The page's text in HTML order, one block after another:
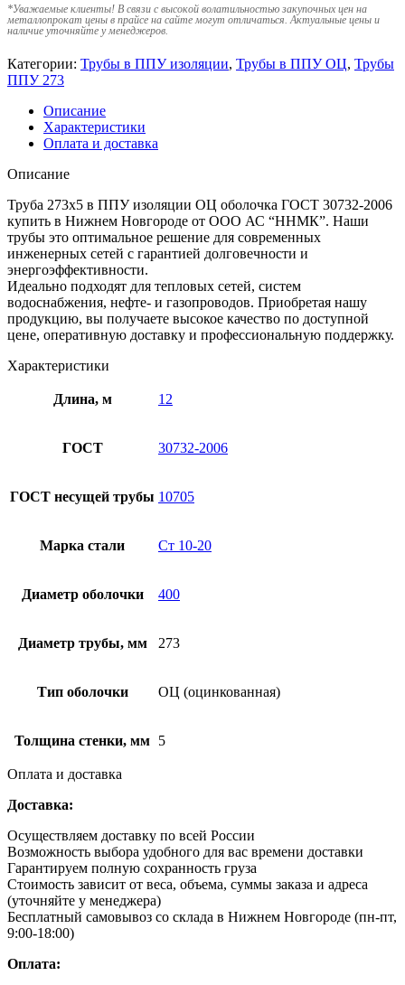
*Уважаемые клиенты! В связи с высокой волатильностью закупочных цен на
металлопрокат цены в прайсе на сайте могут отличаться. Актуальные цены и
наличие уточняйте у менеджеров.
Категории: Трубы в ППУ изоляции, Трубы в ППУ ОЦ, Трубы
ППУ 273
Описание
Характеристики
Оплата и доставка
Описание
Труба 273х5 в ППУ изоляции ОЦ оболочка ГОСТ 30732-2006
купить в Нижнем Новгороде от ООО АС “ННМК”. Наши
трубы это оптимальное решение для современных
инженерных сетей с гарантией долговечности и
энергоэффективности.
Идеально подходят для тепловых сетей, систем
водоснабжения, нефте- и газопроводов. Приобретая нашу
продукцию, вы получаете высокое качество по доступной
цене, оперативную доставку и профессиональную поддержку.
Характеристики
Длина, м 12
ГОСТ 30732-2006
ГОСТ несущей трубы 10705
Марка стали Ст 10-20
Диаметр оболочки 400
Диаметр трубы, мм 273
Тип оболочки ОЦ (оцинкованная)
Толщина стенки, мм 5
Оплата и доставка
Доставка:
Осуществляем доставку по всей России
Возможность выбора удобного для вас времени доставки
Гарантируем полную сохранность груза
Стоимость зависит от веса, объема, суммы заказа и адреса
(уточняйте у менеджера)
Бесплатный самовывоз со склада в Нижнем Новгороде (пн-пт,
9:00-18:00)
Оплата: